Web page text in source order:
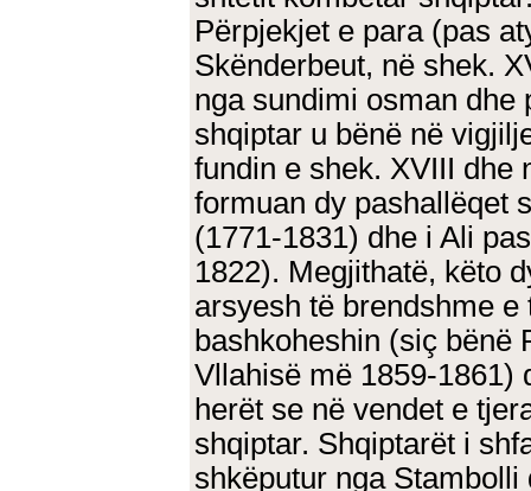
Përpjekjet e para (pas
Skënderbeut, në shek.
nga sundimi osman dhe
shqiptar u bënë në
fundin e shek. XVIII dhe
formuan dy pashallëqet
(1771-1831) dhe i Ali
1822). Megjithatë, këto
arsyesh të brendshme
bashkoheshin (siç bënë
Vllahisë më 1859-1861)
herët se në vendet e
shqiptar. Shqiptarët i
shkëputur nga